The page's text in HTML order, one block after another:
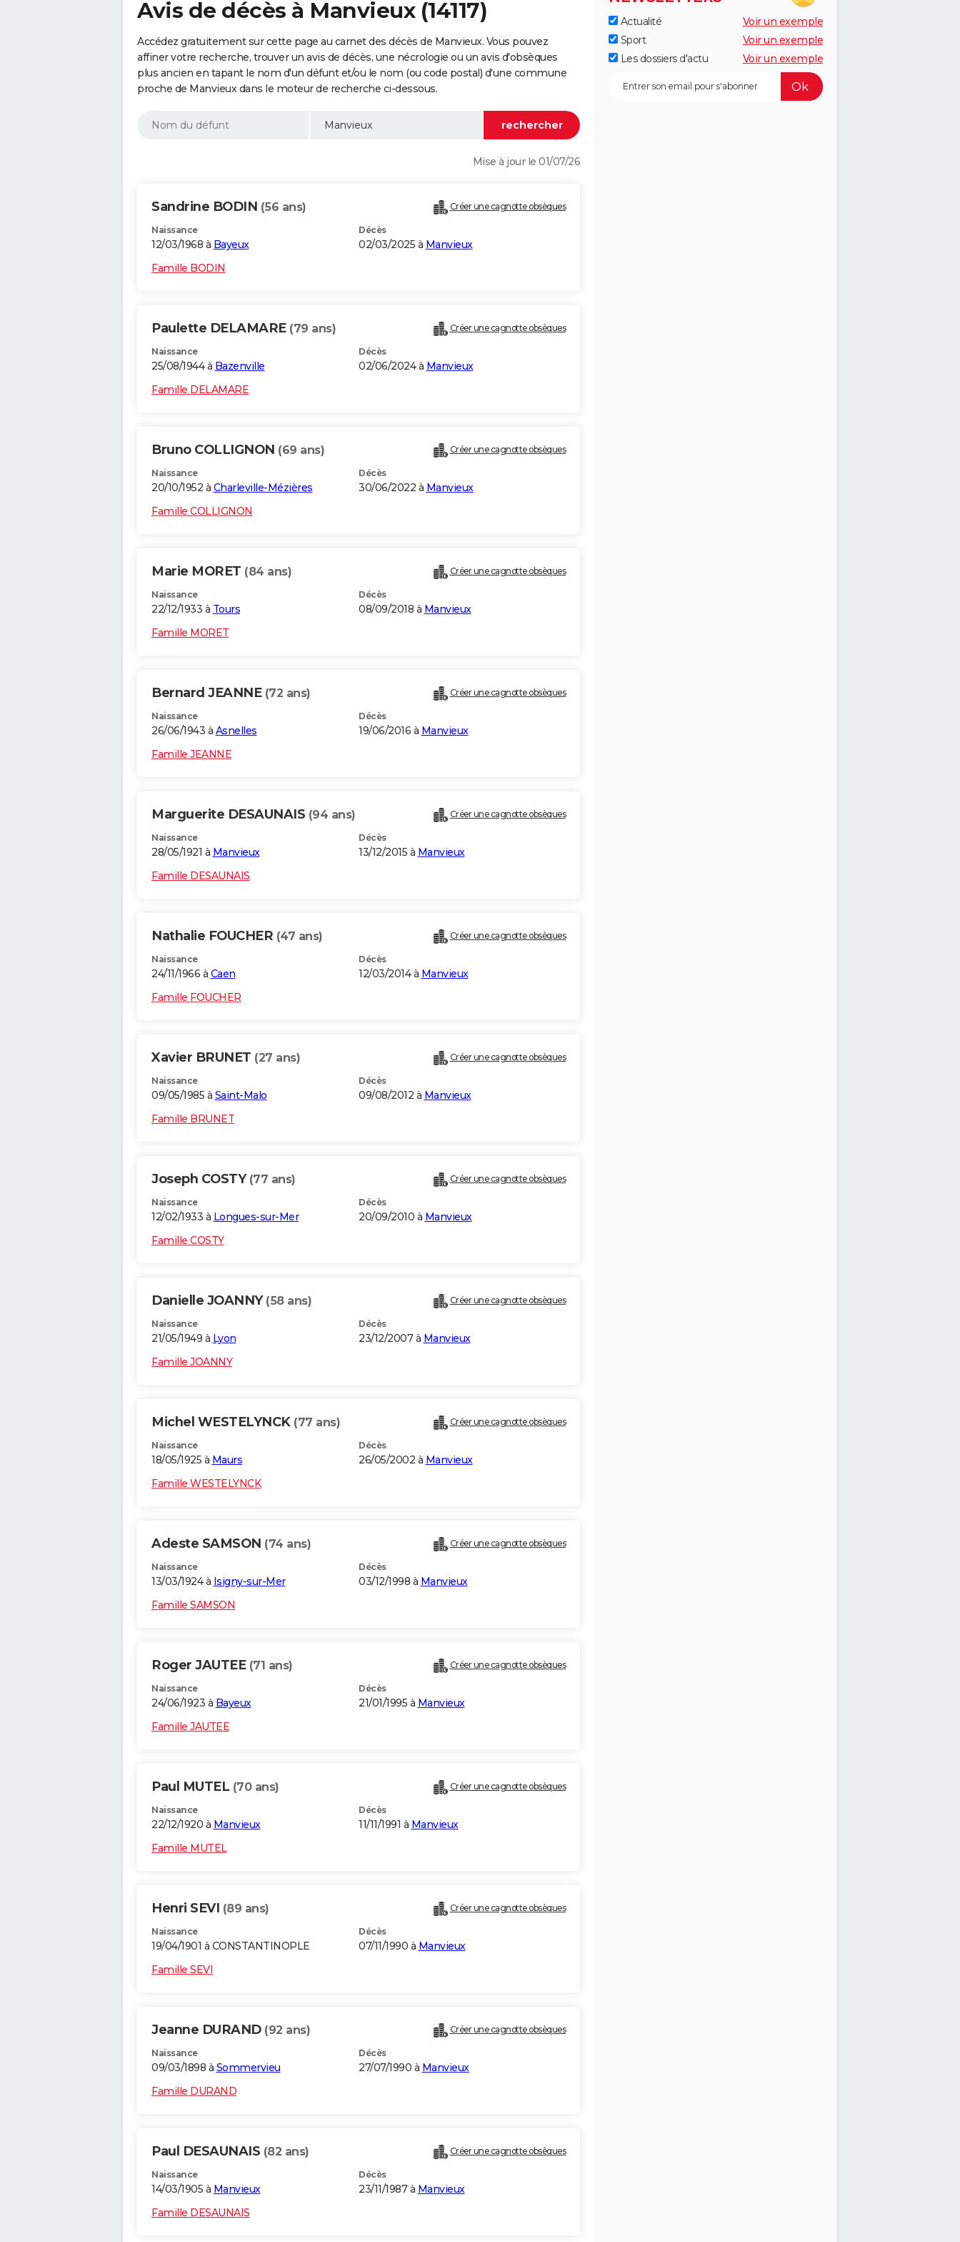
Avis de décès à Manvieux (14117)
Accédez gratuitement sur cette page au carnet des décès de Manvieux. Vous pouvez
affiner votre recherche, trouver un avis de décès, une nécrologie ou un avis d'obsèques
plus ancien en tapant le nom d'un défunt et/ou le nom (ou code postal) d'une commune
proche de Manvieux dans le moteur de recherche ci-dessous.
Mise à jour le 01/07/26
Sandrine BODIN (56 ans) Créer une cagnotte obsèques
Naissance
12/03/1968 à Bayeux
Décès
02/03/2025 à Manvieux
Famille BODIN
Paulette DELAMARE (79 ans) Créer une cagnotte obsèques
Naissance
25/08/1944 à Bazenville
Décès
02/06/2024 à Manvieux
Famille DELAMARE
Bruno COLLIGNON (69 ans) Créer une cagnotte obsèques
Naissance
20/10/1952 à Charleville-Mézières
Décès
30/06/2022 à Manvieux
Famille COLLIGNON
Marie MORET (84 ans) Créer une cagnotte obsèques
Naissance
22/12/1933 à Tours
Décès
08/09/2018 à Manvieux
Famille MORET
Bernard JEANNE (72 ans) Créer une cagnotte obsèques
Naissance
26/06/1943 à Asnelles
Décès
19/06/2016 à Manvieux
Famille JEANNE
Marguerite DESAUNAIS (94 ans) Créer une cagnotte obsèques
Naissance
28/05/1921 à Manvieux
Décès
13/12/2015 à Manvieux
Famille DESAUNAIS
Nathalie FOUCHER (47 ans) Créer une cagnotte obsèques
Naissance
24/11/1966 à Caen
Décès
12/03/2014 à Manvieux
Famille FOUCHER
Xavier BRUNET (27 ans) Créer une cagnotte obsèques
Naissance
09/05/1985 à Saint-Malo
Décès
09/08/2012 à Manvieux
Famille BRUNET
Joseph COSTY (77 ans) Créer une cagnotte obsèques
Naissance
12/02/1933 à Longues-sur-Mer
Décès
20/09/2010 à Manvieux
Famille COSTY
Danielle JOANNY (58 ans) Créer une cagnotte obsèques
Naissance
21/05/1949 à Lyon
Décès
23/12/2007 à Manvieux
Famille JOANNY
Michel WESTELYNCK (77 ans) Créer une cagnotte obsèques
Naissance
18/05/1925 à Maurs
Décès
26/05/2002 à Manvieux
Famille WESTELYNCK
Adeste SAMSON (74 ans) Créer une cagnotte obsèques
Naissance
13/03/1924 à Isigny-sur-Mer
Décès
03/12/1998 à Manvieux
Famille SAMSON
Roger JAUTEE (71 ans) Créer une cagnotte obsèques
Naissance
24/06/1923 à Bayeux
Décès
21/01/1995 à Manvieux
Famille JAUTEE
Paul MUTEL (70 ans) Créer une cagnotte obsèques
Naissance
22/12/1920 à Manvieux
Décès
11/11/1991 à Manvieux
Famille MUTEL
Henri SEVI (89 ans) Créer une cagnotte obsèques
Naissance
19/04/1901 à CONSTANTINOPLE
Décès
07/11/1990 à Manvieux
Famille SEVI
Jeanne DURAND (92 ans) Créer une cagnotte obsèques
Naissance
09/03/1898 à Sommervieu
Décès
27/07/1990 à Manvieux
Famille DURAND
Paul DESAUNAIS (82 ans) Créer une cagnotte obsèques
Naissance
14/03/1905 à Manvieux
Décès
23/11/1987 à Manvieux
Famille DESAUNAIS
Actualité
Voir un exemple
Sport
Voir un exemple
Les dossiers d'actu
Voir un exemple